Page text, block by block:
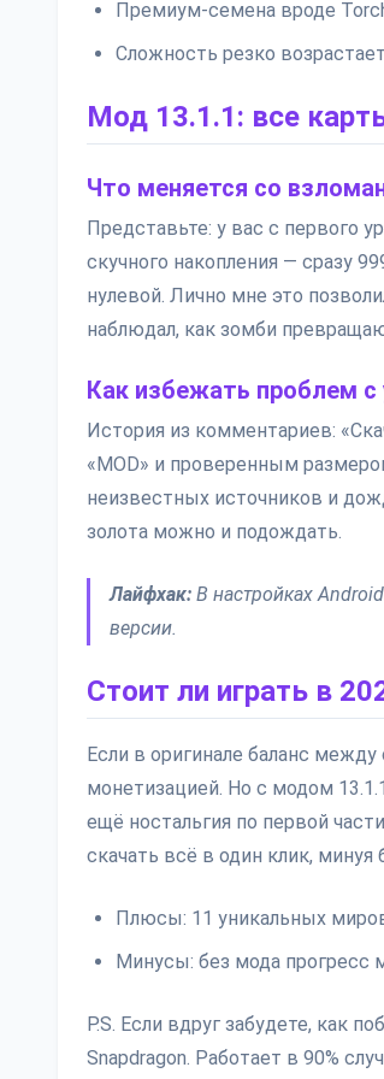
Премиум-семена вроде
Сложность резко
Мод 13.1.1: все
Что меняется со
Представьте: у вас с первого
скучного накопления — сразу
нулевой. Лично мне это
наблюдал, как зомби
Как избежать проблем с
История из комментариев:
«MOD» и проверенным
неизвестных источников и
золота можно и подождать.
Лайфхак: В настройках
версии.
Стоит ли играть в
Если в оригинале баланс
монетизацией. Но с модом
ещё ностальгия по первой
скачать всё в один клик,
Плюсы: 11 уникальных
Минусы: без мода прогресс
P.S. Если вдруг забудете, как
Snapdragon. Работает в 90%